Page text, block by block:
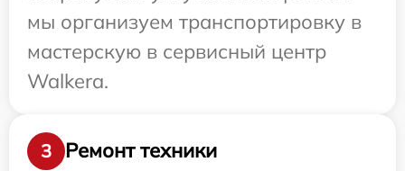
мы организуем транспортировку в
мастерскую в сервисный центр
Walkera.
3
Ремонт техники